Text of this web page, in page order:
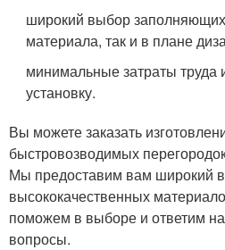
широкий выбор
материала, так и в плане
минимальные затраты труда
установку.
Вы можете заказать
быстровозводимых
Мы предоставим вам широкий
высококачественных
поможем в выборе и ответим
вопросы.